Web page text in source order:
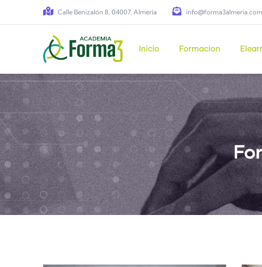
Pasar al contenido principal
Calle Benizalón 8, 04007, Almería info@forma3almeria.com
Inicio Formacion